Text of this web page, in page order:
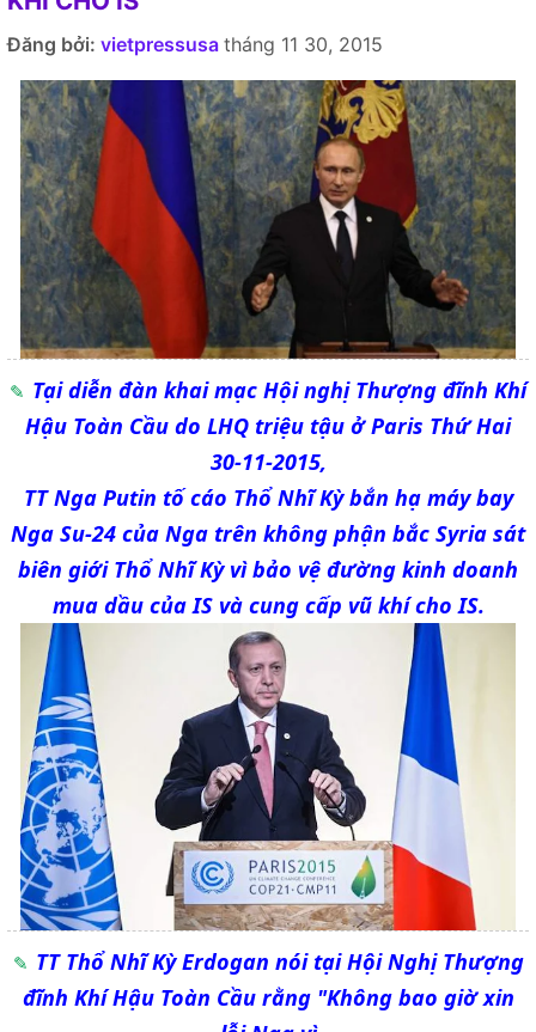
Đăng bởi: vietpressusa tháng 11 30, 2015
Tại diễn đàn khai mạc Hội nghị Thượng đĩnh Khí
Hậu Toàn Cầu do LHQ triệu tậu ở Paris Thứ Hai
30-11-2015,
TT Nga Putin tố cáo Thổ Nhĩ Kỳ bắn hạ máy bay
Nga Su-24 của Nga trên không phận bắc Syria sát
biên giới Thổ Nhĩ Kỳ vì bảo vệ đường kinh doanh
mua dầu của IS và cung cấp vũ khí cho IS.
TT Thổ Nhĩ Kỳ Erdogan nói tại Hội Nghị Thượng
đĩnh Khí Hậu Toàn Cầu rằng "Không bao giờ xin